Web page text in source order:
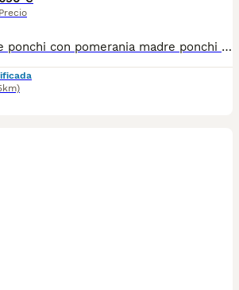
Precio
Preciosa camada de ponchi con pomerania madre ponchi padre pomerania puro se entregan vacunados desparasitado con contacto compra-venta ⚠️microchip no incluido en el precio⚠️sería 70€ más . haz tu reserva no te quedes sin ellos de tamaño aproximado unos tres kilos de adultos se envía envío aparte del precio